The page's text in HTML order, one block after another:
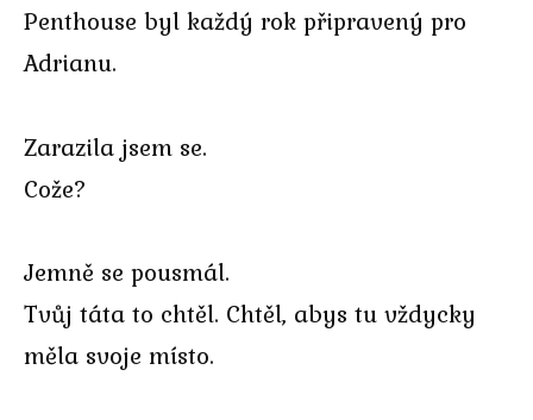
Penthouse byl každý rok připravený pro
Adrianu.
Zarazila jsem se.
Cože?
Jemně se pousmál.
Tvůj táta to chtěl. Chtěl, abys tu vždycky
měla svoje místo.